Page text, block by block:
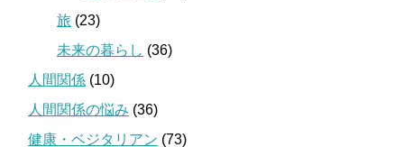
旅 (23)
未来の暮らし (36)
人間関係 (10)
人間関係の悩み (36)
健康・ベジタリアン (73)